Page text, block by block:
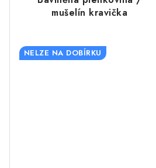
mušelín kravička
NELZE NA DOBÍRKU